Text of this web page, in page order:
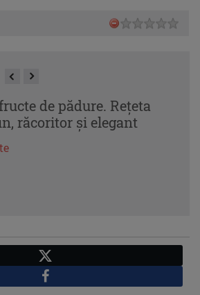
de pădure. Rețeta
răcoritor și elegant
XFacebook